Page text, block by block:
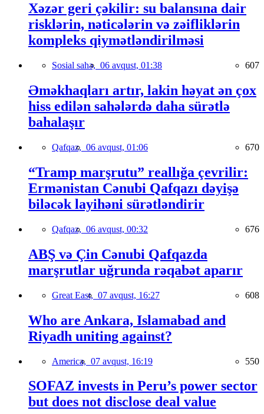
Xəzər geri çəkilir: su balansına dair
risklərin, nəticələrin və zəifliklərin
kompleks qiymətləndirilməsi
Sosial sahə, 06 avqust, 01:38 607
Əməkhaqları artır, lakin həyat ən çox
hiss edilən sahələrdə daha sürətlə
bahalaşır
Qafqaz, 06 avqust, 01:06 670
“Tramp marşrutu” reallığa çevrilir:
Ermənistan Cənubi Qafqazı dəyişə
biləcək layihəni sürətləndirir
Qafqaz, 06 avqust, 00:32 676
ABŞ və Çin Cənubi Qafqazda
marşrutlar uğrunda rəqabət aparır
Great East, 07 avqust, 16:27 608
Who are Ankara, Islamabad and
Riyadh uniting against?
America, 07 avqust, 16:19 550
SOFAZ invests in Peru’s power sector
but does not disclose deal value